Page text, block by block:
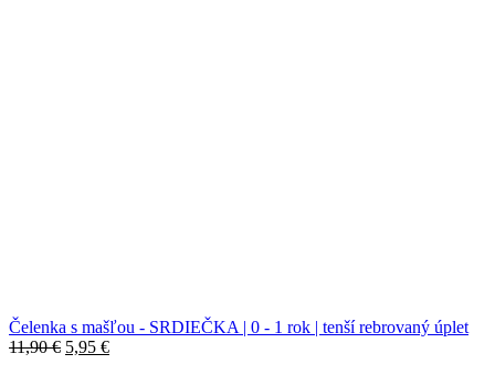
Čelenka s mašľou - SRDIEČKA | 0 - 1 rok | tenší rebrovaný úplet
11,90€ Original
5,95 €Current